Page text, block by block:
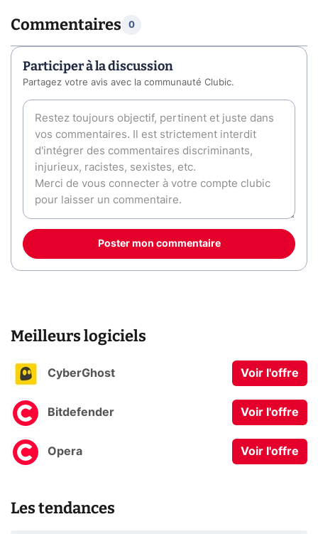
Commentaires 0
Participer à la discussion
Partagez votre avis avec la communauté Clubic.
Poster mon commentaire
Meilleurs logiciels
CyberGhost Voir l'offre
Bitdefender Voir l'offre
Opera Voir l'offre
Les tendances